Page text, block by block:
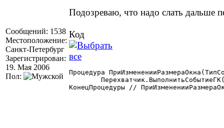
Сообщений: 1538
Местоположение:
Санкт-Петербург
Зарегистрирован:
19. Мая 2006
Пол:
Подозреваю, что надо слать дальше
Код
Процедура
КонецПроцедуры //